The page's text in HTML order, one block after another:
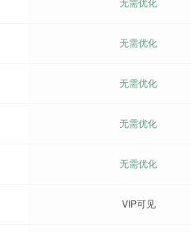
无需优化
无需优化
无需优化
无需优化
VIP可见